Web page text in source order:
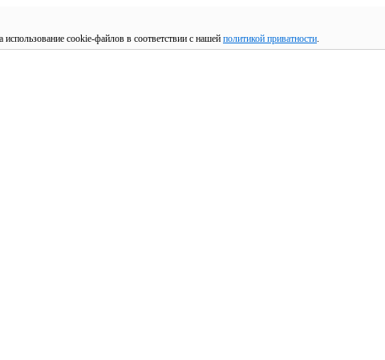
использование cookie-файлов в соответствии с нашей политикой приватности.